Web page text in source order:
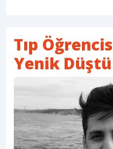
Tıp
Yenik Düştü